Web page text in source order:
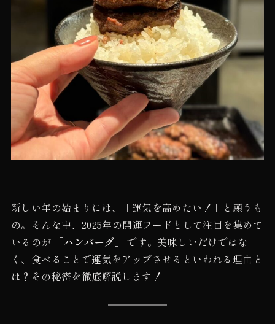
新しい年の始まりには、「運気を高めたい！」と願うも
の。そんな中、2025年の開運フードとして注目を集めて
いるのが 「ハンバーグ」 です。美味しいだけではな
く、食べることで運気をアップさせるといわれる理由と
は？その秘密を徹底解説します！